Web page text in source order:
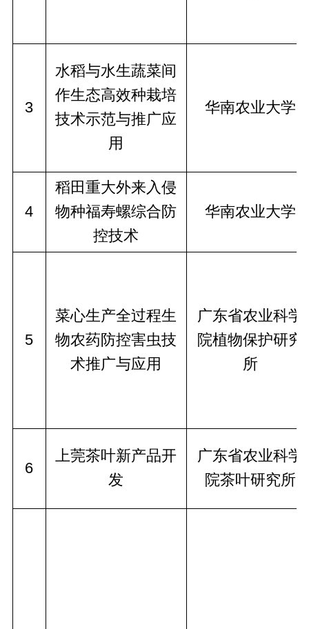
3
水稻与水生蔬菜间
作生态高效种栽培
技术示范与推广应
用
华南农业大学
4
稻田重大外来入侵
物种福寿螺综合防
控技术
华南农业大学
5
菜心生产全过程生
物农药防控害虫技
术推广与应用
广东省农业科学
院植物保护研究
所
6
上莞茶叶新产品开
发
广东省农业科学
院茶叶研究所